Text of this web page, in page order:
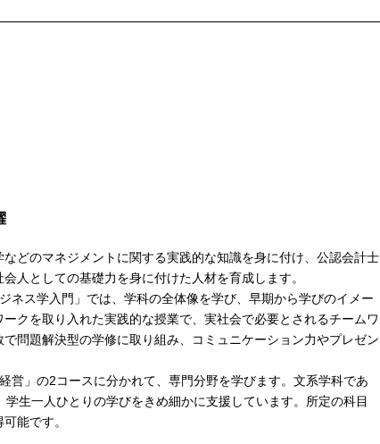
どのマネジメントに関する実践的な知識を身に付け、公認会計士
人としての基礎力を身に付けた人材を育成します。
ス学入門」では、学科の全体像を学び、早期から学びのイメー
クを取り入れた実践的な授業で、実社会で必要とされるチームワ
問題解決型の学修に取り組み、コミュニケーション力やプレゼン
」の2コースに分かれて、専門分野を学びます。文系学科であ
生一人ひとりの学びをきめ細かに支援しています。所定の科目
能です。